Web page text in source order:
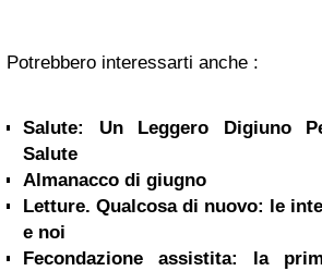
Potrebbero interessarti anche :
Salute: Un Leggero Digiuno
Salute
Almanacco di giugno
Letture. Qualcosa di nuovo: le
e noi
Fecondazione assistita: la